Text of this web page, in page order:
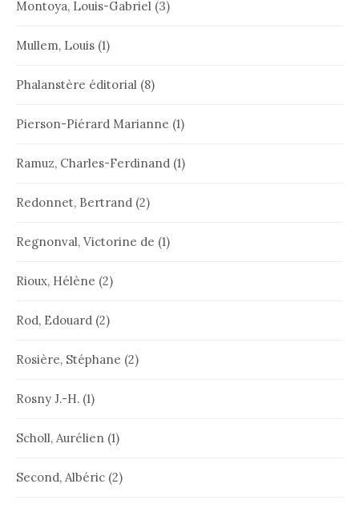
Montoya, Louis-Gabriel (3)
Mullem, Louis (1)
Phalanstère éditorial (8)
Pierson-Piérard Marianne (1)
Ramuz, Charles-Ferdinand (1)
Redonnet, Bertrand (2)
Regnonval, Victorine de (1)
Rioux, Hélène (2)
Rod, Edouard (2)
Rosière, Stéphane (2)
Rosny J.-H. (1)
Scholl, Aurélien (1)
Second, Albéric (2)